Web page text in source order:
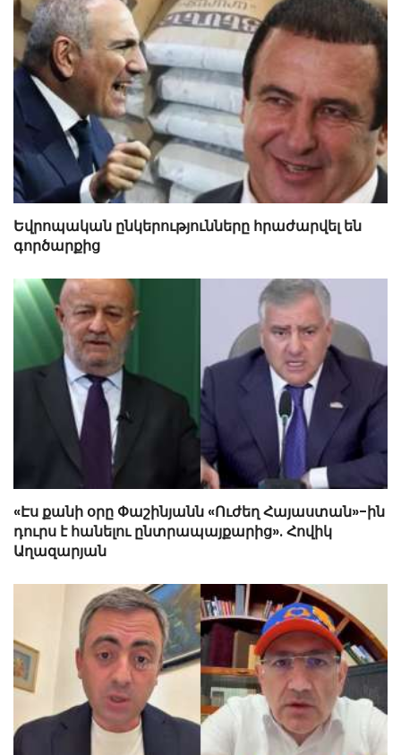
Եվրոպական ընկերությունները հրաժարվել են
գործարքից
«Էս քանի օրը Փաշինյանն «Ուժեղ Հայաստան»-ին
դուրս է հանելու ընտրապայքարից». Հովիկ
Աղազարյան